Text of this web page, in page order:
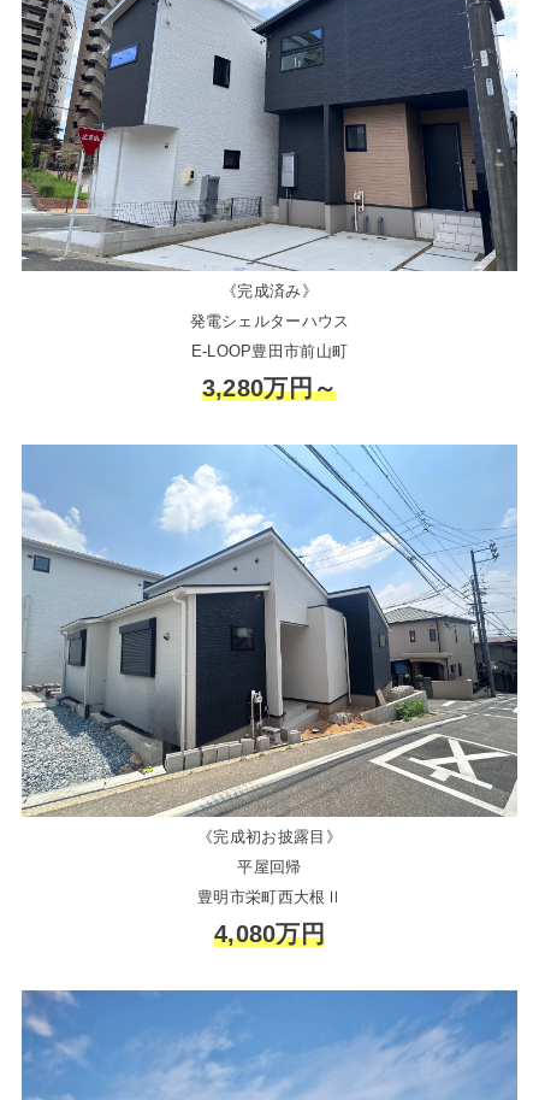
《完成済み》
発電シェルターハウス
E-LOOP豊田市前山町
3,280万円～
《完成初お披露目》
平屋回帰
豊明市栄町西大根Ⅱ
4,080万円